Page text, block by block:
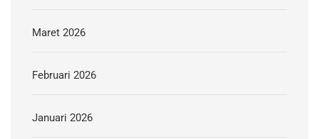
Maret 2026
Februari 2026
Januari 2026